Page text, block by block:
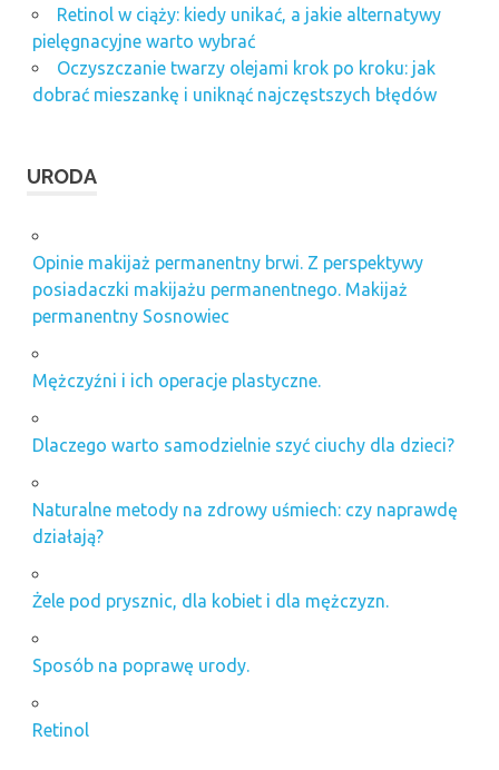
Retinol w ciąży: kiedy unikać, a jakie alternatywy
pielęgnacyjne warto wybrać
Oczyszczanie twarzy olejami krok po kroku: jak
dobrać mieszankę i uniknąć najczęstszych błędów
URODA
Opinie makijaż permanentny brwi. Z perspektywy
posiadaczki makijażu permanentnego. Makijaż
permanentny Sosnowiec
Mężczyźni i ich operacje plastyczne.
Dlaczego warto samodzielnie szyć ciuchy dla dzieci?
Naturalne metody na zdrowy uśmiech: czy naprawdę
działają?
Żele pod prysznic, dla kobiet i dla mężczyzn.
Sposób na poprawę urody.
Retinol